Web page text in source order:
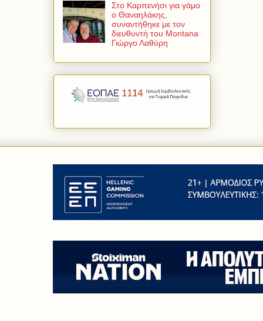
Στο Καρπενήσι για γάμο
ο Θαναηλάκης,
συναντήθηκε με τον
διευθυντή του Montana
Γιώργο Λαθύρη